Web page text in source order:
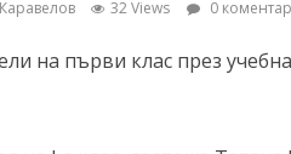
ресурси (ЦРЧР)32 Views 0
на първи клас през